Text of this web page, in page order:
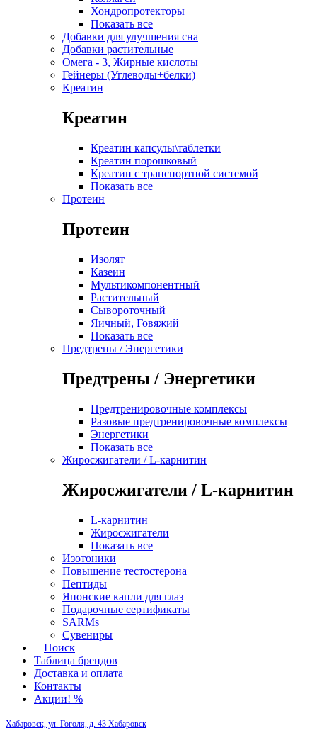
Хондропротекторы
Показать все
Добавки для улучшения сна
Добавки растительные
Омега - 3, Жирные кислоты
Гейнеры (Углеводы+белки)
Креатин
Креатин
Креатин капсулы\таблетки
Креатин порошковый
Креатин с транспортной системой
Показать все
Протеин
Протеин
Изолят
Казеин
Мультикомпонентный
Растительный
Сывороточный
Яичный, Говяжий
Показать все
Предтрены / Энергетики
Предтрены / Энергетики
Предтренировочные комплексы
Разовые предтренировочные комплексы
Энергетики
Показать все
Жиросжигатели / L-карнитин
Жиросжигатели / L-карнитин
L-карнитин
Жиросжигатели
Показать все
Изотоники
Повышение тестостерона
Пептиды
Японские капли для глаз
Подарочные сертификаты
SARMs
Сувениры
Поиск
Таблица брендов
Доставка и оплата
Контакты
Акции! %
Хабаровск, ул. Гоголя, д. 43 Хабаровск